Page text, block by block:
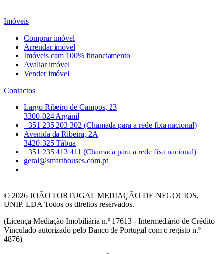
Imóveis
Comprar imóvel
Arrendar imóvel
Imóveis com 100% financiamento
Avaliar imóvel
Vender imóvel
Contactos
Largo Ribeiro de Campos, 23
3300-024 Arganil
+351 235 203 302 (Chamada para a rede fixa nacional)
Avenida da Ribeira, 2A
3420-325 Tábua
+351 235 413 411 (Chamada para a rede fixa nacional)
geral@smarthouses.com.pt
© 2026 JOÃO PORTUGAL MEDIAÇÃO DE NEGOCIOS,
UNIP. LDA Todos os direitos reservados.
(Licença Mediação Imobiliária n.º 17613 - Intermediário de Crédito
Vinculado autorizado pelo Banco de Portugal com o registo n.º
4876)